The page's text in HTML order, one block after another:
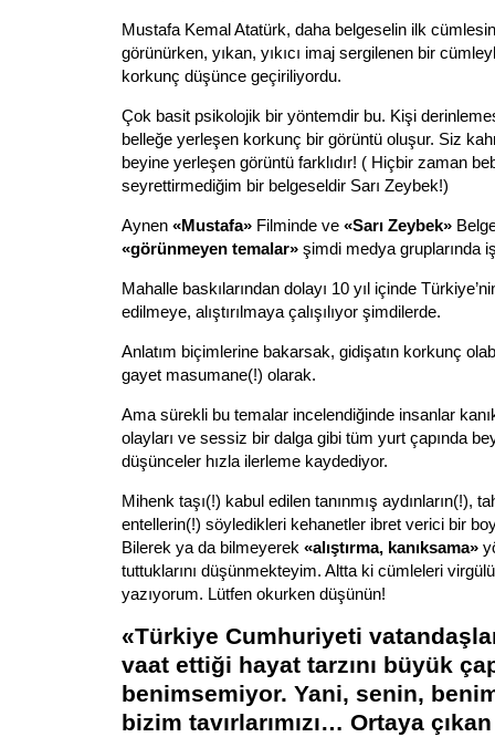
Mustafa Kemal Atatürk, daha belgeselin ilk
görünürken, yıkan, yıkıcı imaj sergilenen bir
korkunç düşünce geçiriliyordu.
Çok basit psikolojik bir yöntemdir bu. Kişi
belleğe yerleşen korkunç bir görüntü oluşur. Siz
beyine yerleşen görüntü farklıdır! ( Hiçbir zaman
seyrettirmediğim bir belgeseldir Sarı Zeybek!)
Aynen «Mustafa» Filminde ve «Sarı Zeybek»
«görünmeyen temalar» şimdi medya gruplarında
Mahalle baskılarından dolayı 10 yıl içinde
edilmeye, alıştırılmaya çalışılıyor şimdilerde.
Anlatım biçimlerine bakarsak, gidişatın korkunç
gayet masumane(!) olarak.
Ama sürekli bu temalar incelendiğinde insanlar
olayları ve sessiz bir dalga gibi tüm yurt çapında
düşünceler hızla ilerleme kaydediyor.
Mihenk taşı(!) kabul edilen tanınmış aydınların(!),
entellerin(!) söyledikleri kehanetler ibret verici bir
Bilerek ya da bilmeyerek «alıştırma, kanıksama»
tuttuklarını düşünmekteyim. Altta ki cümleleri
yazıyorum. Lütfen okurken düşünün!
«Türkiye Cumhuriyeti
vaat ettiği hayat tarzını büyük
benimsemiyor. Yani, senin,
bizim tavırlarımızı… Ortaya